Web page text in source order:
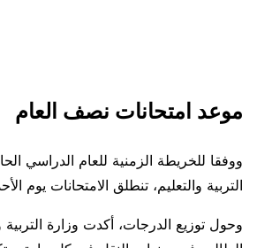
موعد امتحانات نصف العام
ووفقا للخريطة الزمنية للعام الدراسي
التربية والتعليم، تنطلق الامتحانات يوم الأحد 14 يناير
وحول توزيع الدرجات، أكدت وزارة التربية